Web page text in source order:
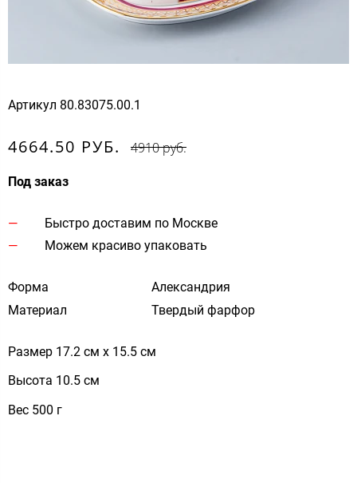
Артикул 80.83075.00.1
4664.50 РУБ. 4910 руб.
Под заказ
Быстро доставим по Москве
Можем красиво упаковать
Форма
Александрия
Материал
Твердый фарфор
Размер 17.2 см х 15.5 см
Высота 10.5 см
Вес 500 г